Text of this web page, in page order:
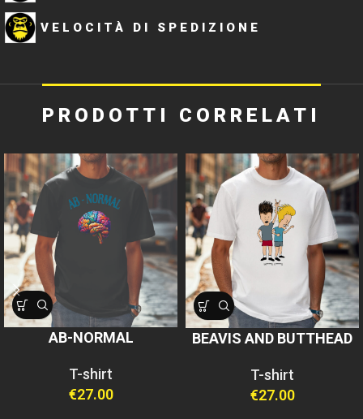
VELOCITÀ DI SPEDIZIONE
PRODOTTI CORRELATI
AB-NORMAL
T-shirt
€27.00
BEAVIS AND BUTTHEAD
T-shirt
€27.00